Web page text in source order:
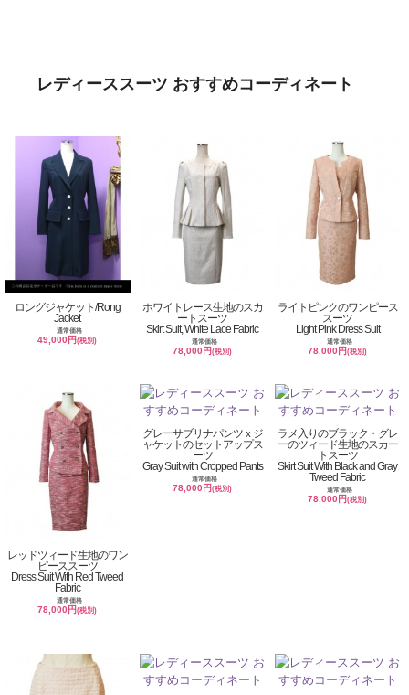
レディーススーツ おすすめコーディネート
ロングジャケット/Rong
Jacket
通常価格
49,000円(税別)
ホワイトレース生地のスカ
ートスーツ
Skirt Suit, White Lace Fabric
通常価格
78,000円(税別)
ライトピンクのワンピース
スーツ
Light Pink Dress Suit
通常価格
78,000円(税別)
レッドツィード生地のワン
ピーススーツ
Dress Suit With Red Tweed
Fabric
通常価格
78,000円(税別)
グレーサブリナパンツｘジ
ャケットのセットアップス
ーツ
Gray Suit with Cropped Pants
通常価格
78,000円(税別)
ラメ入りのブラック・グレ
ーのツィード生地のスカー
トスーツ
Skirt Suit With Black and Gray
Tweed Fabric
通常価格
78,000円(税別)